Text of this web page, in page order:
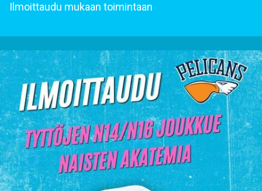
Ilmoittaudu mukaan toimintaan